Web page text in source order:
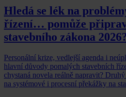
Hledá se lék na
řízení… pomůže
stavebního zákona
Personální krize, vedlejší agenda i
hlavní důvody pomalých stavebních
chystaná novela reálně napravit?
na systémové i procesní překážky na